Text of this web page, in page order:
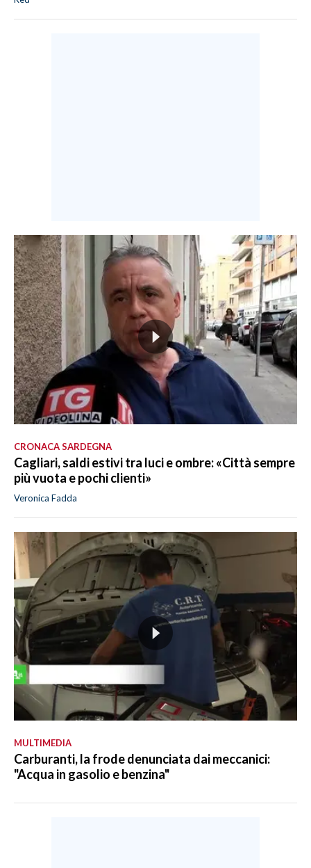
CRONACA SARDEGNA
Cagliari, saldi estivi tra luci e ombre: «Città sempre
più vuota e pochi clienti»
Veronica Fadda
MULTIMEDIA
Carburanti, la frode denunciata dai meccanici:
"Acqua in gasolio e benzina"